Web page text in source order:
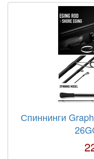
Спиннинги